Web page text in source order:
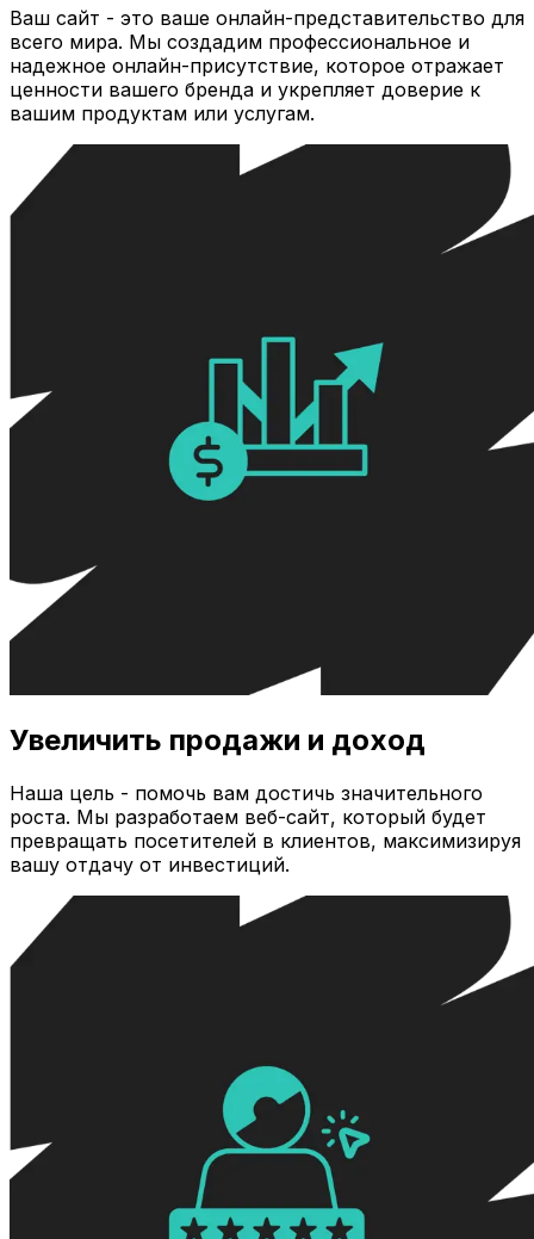
Ваш сайт - это ваше онлайн-представительство для
всего мира. Мы создадим профессиональное и
надежное онлайн-присутствие, которое отражает
ценности вашего бренда и укрепляет доверие к
вашим продуктам или услугам.
Увеличить продажи и доход
Наша цель - помочь вам достичь значительного
роста. Мы разработаем веб-сайт, который будет
превращать посетителей в клиентов, максимизируя
вашу отдачу от инвестиций.